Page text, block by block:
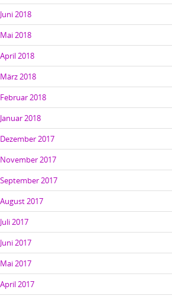
Juni 2018
Mai 2018
April 2018
März 2018
Februar 2018
Januar 2018
Dezember 2017
November 2017
September 2017
August 2017
Juli 2017
Juni 2017
Mai 2017
April 2017